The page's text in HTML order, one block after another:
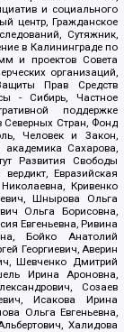
и социального
центр, Гражданское
Сутяжник,
в Калининграде по
и проектов Совета
организаций,
Прав Средств
- Сибирь, Частное
поддержке
Северных Стран, Фонд
Человек и Закон,
Сахарова,
Развития Свободы
Евразийская
Кривенко
Шнырова Ольга
Ольга Борисовна,
Евгеньевна, Ривина
Бойко Анатолий
Георгиевич, Аверин
Шевченко Дмитрий
Ирина Ароновна,
Созаев
Исакова Ирина
Ольга Евгеньевна,
Халидова